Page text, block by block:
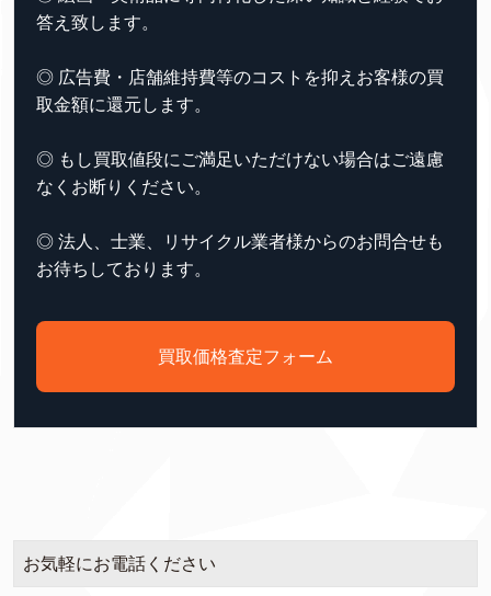
答え致します。
◎ 広告費・店舗維持費等のコストを抑えお客様の買
取金額に還元します。
◎ もし買取値段にご満足いただけない場合はご遠慮
なくお断りください。
◎ 法人、士業、リサイクル業者様からのお問合せも
お待ちしております。
買取価格査定フォーム
お気軽にお電話ください